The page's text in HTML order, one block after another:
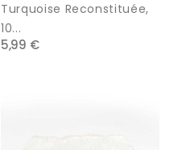
Turquoise Reconstituée,
10...
5,99 €